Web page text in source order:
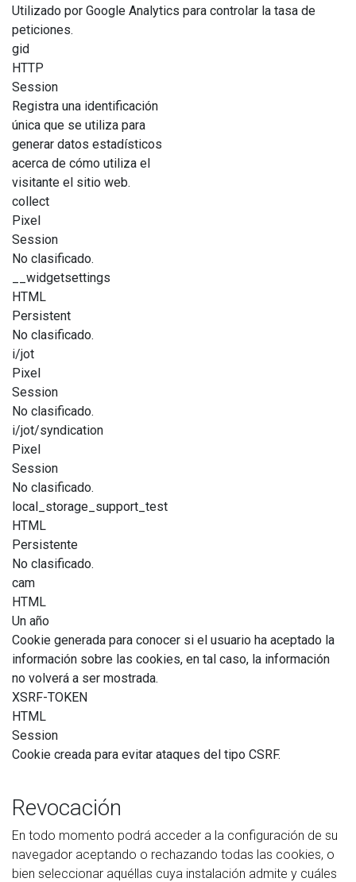
Utilizado por Google Analytics para controlar la tasa de
peticiones.
gid
HTTP
Session
Registra una identificación
única que se utiliza para
generar datos estadísticos
acerca de cómo utiliza el
visitante el sitio web.
collect
Pixel
Session
No clasificado.
__widgetsettings
HTML
Persistent
No clasificado.
i/jot
Pixel
Session
No clasificado.
i/jot/syndication
Pixel
Session
No clasificado.
local_storage_support_test
HTML
Persistente
No clasificado.
cam
HTML
Un año
Cookie generada para conocer si el usuario ha aceptado la
información sobre las cookies, en tal caso, la información
no volverá a ser mostrada.
XSRF-TOKEN
HTML
Session
Cookie creada para evitar ataques del tipo CSRF.
Revocación
En todo momento podrá acceder a la configuración de su
navegador aceptando o rechazando todas las cookies, o
bien seleccionar aquéllas cuya instalación admite y cuáles